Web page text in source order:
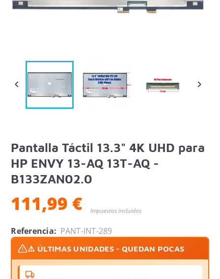
 
Pantalla Táctil 13.3" 4K UHD para
HP ENVY 13-AQ 13T-AQ -
B133ZAN02.0
111,99 € Impuestos incluidos
Referencia: PANT-INT-289
⚠️ ÚLTIMAS UNIDADES - QUEDAN POCAS